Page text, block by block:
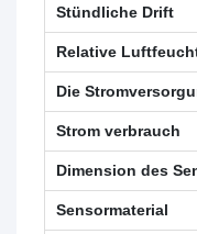
Stündliche Drift
Relative
Die
Strom verbrauch
Dimension des
Sensormaterial